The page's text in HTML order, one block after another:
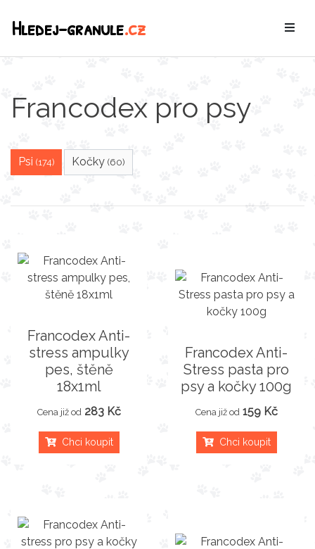
Hledej-granule.cz
Francodex pro psy
Psi (174) Kočky (60)
Francodex Anti-
stress ampulky
pes, štěně
18x1ml
Cena již od 283 Kč
Chci koupit
Francodex Anti-
Stress pasta pro
psy a kočky 100g
Cena již od 159 Kč
Chci koupit